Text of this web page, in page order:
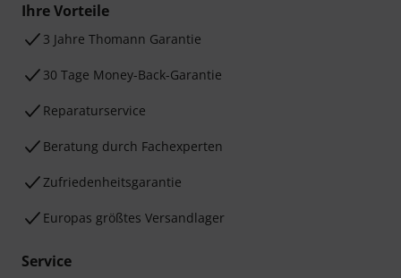
Ihre Vorteile
3 Jahre Thomann Garantie
30 Tage Money-Back-Garantie
Reparaturservice
Beratung durch Fachexperten
Zufriedenheitsgarantie
Europas größtes Versandlager
Service